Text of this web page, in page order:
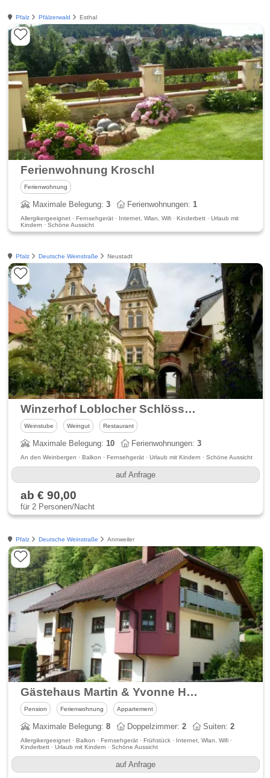
Pfalz Pfälzerwald Esthal
Ferienwohnung Kroschl
Ferienwohnung
Maximale Belegung:3 Ferienwohnungen:1
Allergikergeeignet · Fernsehgerät · Internet, Wlan, Wifi · Kinderbett · Urlaub mit
Kindern · Schöne Aussicht
Pfalz Deutsche Weinstraße Neustadt
Winzerhof Loblocher Schlössel & Ferienwohnungen
Weinstube Weingut Restaurant
Maximale Belegung:10 Ferienwohnungen:3
An den Weinbergen · Balkon · Fernsehgerät · Urlaub mit Kindern · Schöne Aussicht
auf Anfrage
ab € 90,00
für 2 Personen/Nacht
Pfalz Deutsche Weinstraße Annweiler
Gästehaus Martin & Yvonne Heger
Pension Ferienwohnung Appartement
Maximale Belegung:8 Doppelzimmer:2 Suiten:2
Allergikergeeignet · Balkon · Fernsehgerät · Frühstück · Internet, Wlan, Wifi ·
Kinderbett · Urlaub mit Kindern · Schöne Aussicht
auf Anfrage